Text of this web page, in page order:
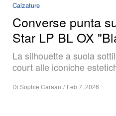
Calzature
Converse punta
Star LP BL OX
La silhouette a suola
court alle iconiche
Di Sophie Caraan / Feb 7, 2026